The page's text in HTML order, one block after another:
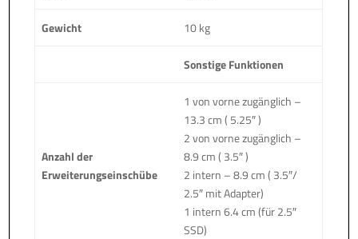
Gewicht 10 kg
Sonstige Funktionen
Anzahl der
Erweiterungseinschübe
1 von vorne zugänglich –
13.3 cm ( 5.25″ )
2 von vorne zugänglich –
8.9 cm ( 3.5″ )
2 intern – 8.9 cm ( 3.5″/
2.5″ mit Adapter)
1 intern 6.4 cm (für 2.5″
SSD)